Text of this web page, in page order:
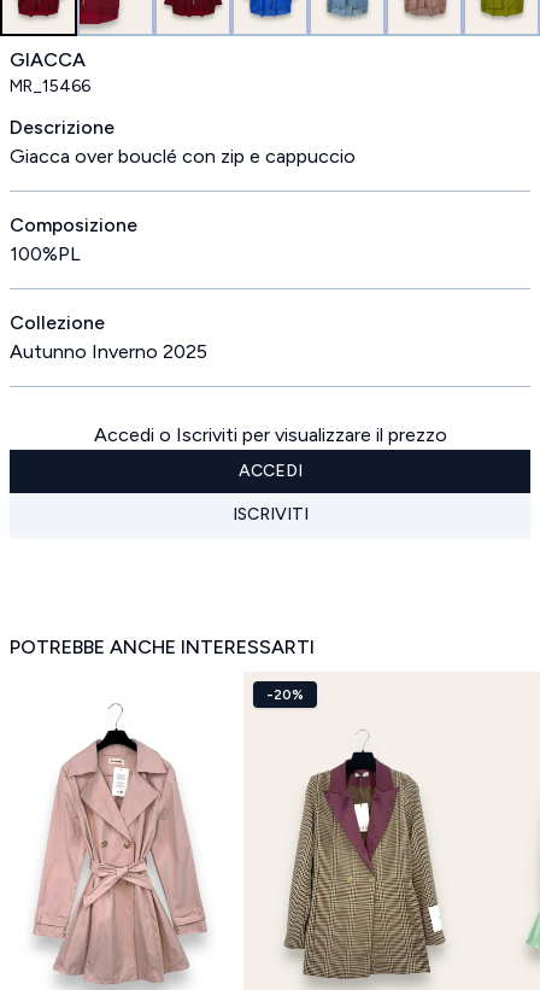
GIACCA
MR_15466
Descrizione
Giacca over bouclé con zip e cappuccio
Composizione
100%PL
Collezione
Autunno Inverno 2025
Accedi o Iscriviti per visualizzare il prezzo
ACCEDI
ISCRIVITI
POTREBBE ANCHE INTERESSARTI
-20%